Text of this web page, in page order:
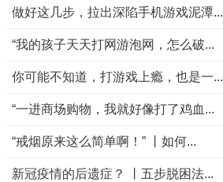
做好这几步，拉出深陷手机游戏泥潭...
“我的孩子天天打网游泡网，怎么破...
你可能不知道，打游戏上瘾，也是一...
“一进商场购物，我就好像打了鸡血...
“戒烟原来这么简单啊！” 丨如何...
新冠疫情的后遗症？ 丨五步脱困法...